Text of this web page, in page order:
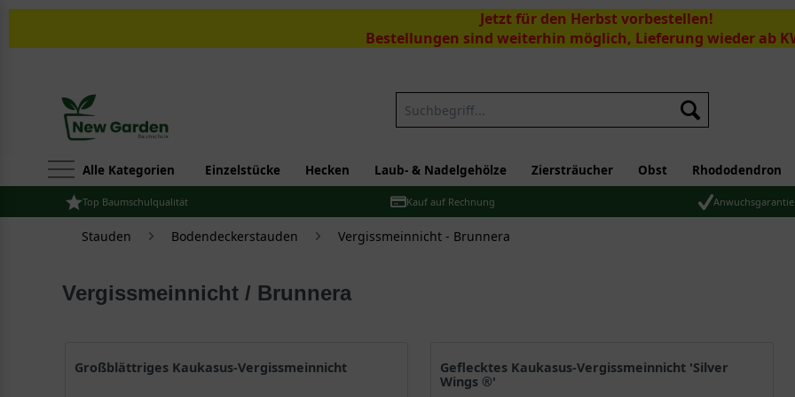
Jetzt für den Herbst vorbestellen!
Bestellungen sind weiterhin möglich, Lieferung wieder ab
Suchen
Alle Kategorien Einzelstücke Hecken Laub- & Nadelgehölze Ziersträucher Obst Rhododendron
Top Baumschulqualität Kauf auf Rechnung Anwuchsgarantie
Stauden Bodendeckerstauden Vergissmeinnicht - Brunnera
Vergissmeinnicht / Brunnera
Geflecktes Kaukasus-Vergissmeinnicht 'Silver
Wings ®'
Großblättriges Kaukasus-Vergissmeinnicht